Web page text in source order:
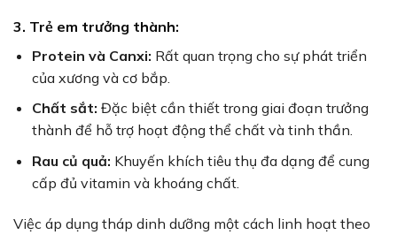
3. Trẻ em trưởng thành:
Protein và Canxi: Rất quan trọng cho sự phát triển
của xương và cơ bắp.
Chất sắt: Đặc biệt cần thiết trong giai đoạn trưởng
thành để hỗ trợ hoạt động thể chất và tinh thần.
Rau củ quả: Khuyến khích tiêu thụ đa dạng để cung
cấp đủ vitamin và khoáng chất.
Việc áp dụng tháp dinh dưỡng một cách linh hoạt theo